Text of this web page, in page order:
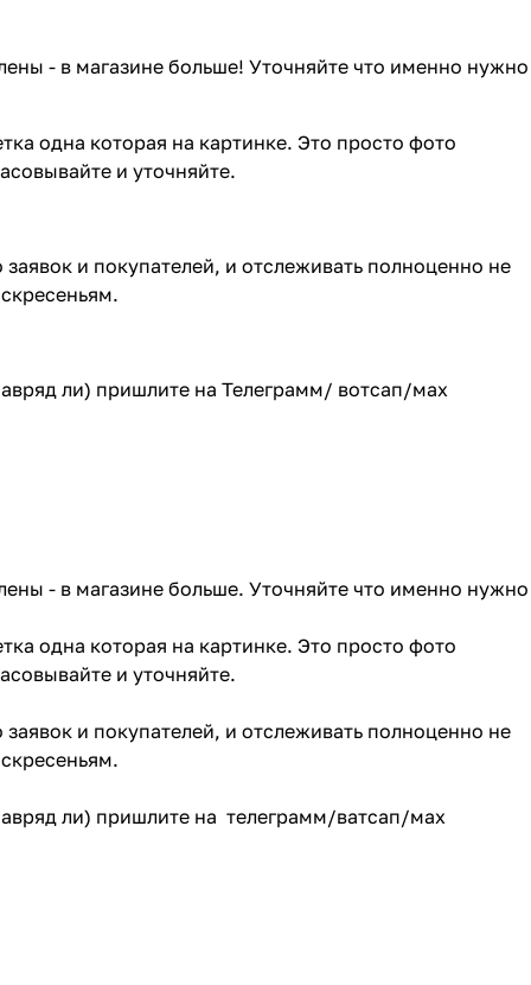
- в магазине больше! Уточняйте что именно нужно
одна которая на картинке. Это просто фото
и уточняйте.
и покупателей, и отслеживать полноценно не
ли) пришлите на Телеграмм/ вотсап/мах
- в магазине больше. Уточняйте что именно нужно
одна которая на картинке. Это просто фото
и уточняйте.
и покупателей, и отслеживать полноценно не
ли) пришлите на телеграмм/ватсап/мах